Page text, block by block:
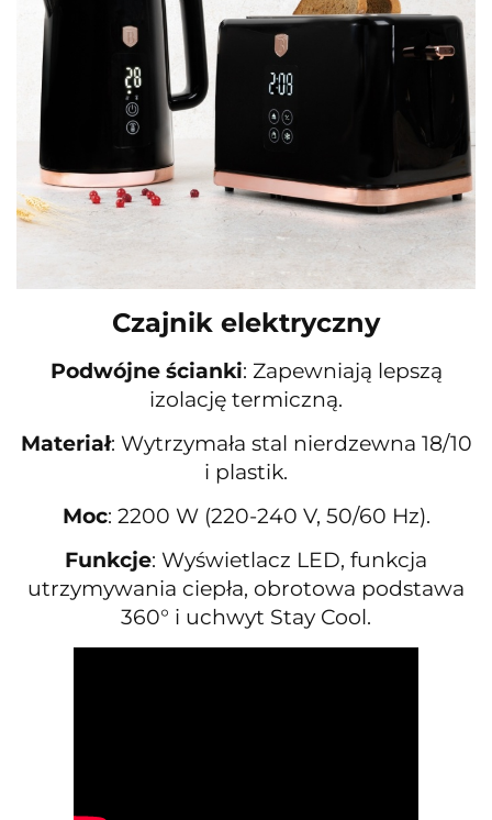
Czajnik elektryczny
Podwójne ścianki: Zapewniają lepszą
izolację termiczną.
Materiał: Wytrzymała stal nierdzewna 18/10
i plastik.
Moc: 2200 W (220-240 V, 50/60 Hz).
Funkcje: Wyświetlacz LED, funkcja
utrzymywania ciepła, obrotowa podstawa
360° i uchwyt Stay Cool.